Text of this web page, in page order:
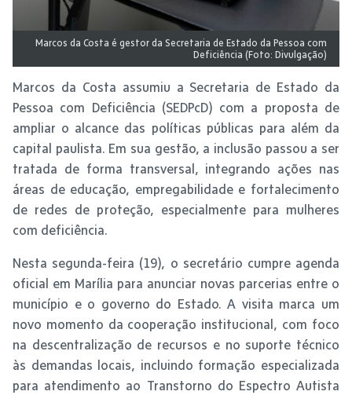
Marcos da Costa é gestor da Secretaria de Estado da Pessoa com
Deficiência (Foto: Divulgação)
Marcos da Costa assumiu a Secretaria de Estado da
Pessoa com Deficiência (SEDPcD) com a proposta de
ampliar o alcance das políticas públicas para além da
capital paulista. Em sua gestão, a inclusão passou a ser
tratada de forma transversal, integrando ações nas
áreas de educação, empregabilidade e fortalecimento
de redes de proteção, especialmente para mulheres
com deficiência.
Nesta segunda-feira (19), o secretário cumpre agenda
oficial em Marília para anunciar novas parcerias entre o
município e o governo do Estado. A visita marca um
novo momento da cooperação institucional, com foco
na descentralização de recursos e no suporte técnico
às demandas locais, incluindo formação especializada
para atendimento ao Transtorno do Espectro Autista